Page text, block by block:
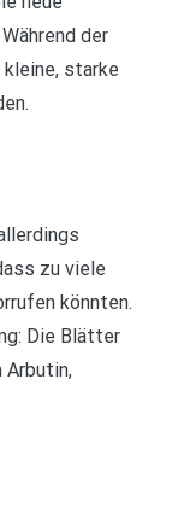
der
starke
zu viele
könnten.
Die Blätter